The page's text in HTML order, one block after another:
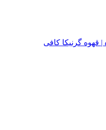
| قهوه گرنیکا کافی